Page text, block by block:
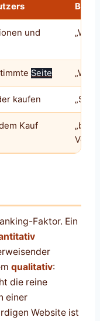
und
„Was
Seite
kaufen
Kauf
Faktor. Ein
qualitativ:
die reine
einer
Website ist